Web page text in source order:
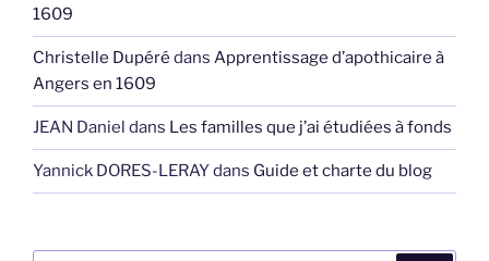
1609
Christelle Dupéré dans Apprentissage d’apothicaire à
Angers en 1609
JEAN Daniel dans Les familles que j’ai étudiées à fonds
Yannick DORES-LERAYdans Guide et charte du blog